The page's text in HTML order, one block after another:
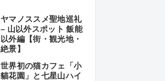
ヤマノススメ聖地巡礼
– 山以外スポット 飯能
以外編【街・観光地・
絶景】
世界初の猫カフェ「小
貓花園」と七星山ハイ